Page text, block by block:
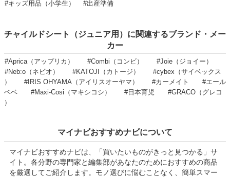
#キッズ用品（小学生）
#出産準備
チャイルドシート（ジュニア用）に関連するブランド・メー
カー
#Aprica（アップリカ） #Combi（コンビ）
#Joie（ジョイー）
#Neb:o（ネビオ）
#KATOJI（カトージ）
#cybex（サイベックス
）
#IRIS OHYAMA（アイリスオーヤマ） #カーメイト
#エール
ベベ
#Maxi-Cosi（マキシコシ） #日本育児
#GRACO（グレコ
）
マイナビおすすめナビについて
マイナビおすすめナビは、「買いたいものがきっと見つかる」サ
イト。各分野の専門家と編集部があなたのためにおすすめの商品
を厳選してご紹介します。モノ選びに悩むことなく、簡単スマー